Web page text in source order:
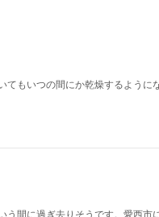
もいつの間にか乾燥するように
間に過ぎ去りそうです。愛西市